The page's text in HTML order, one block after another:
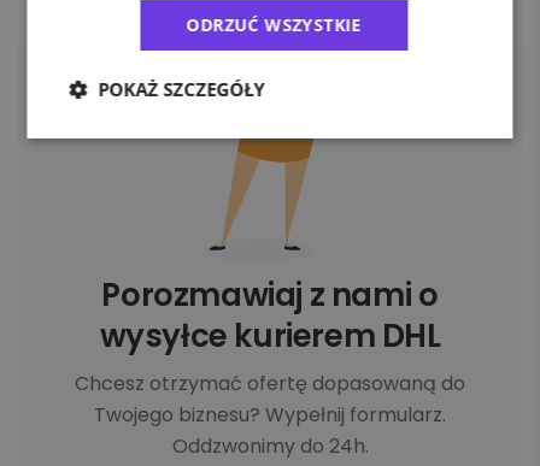
Porozmawiaj z nami o
wysyłce kurierem DHL
Chcesz otrzymać ofertę dopasowaną do
Twojego biznesu? Wypełnij formularz.
Oddzwonimy do 24h.
ODRZUĆ WSZYSTKIE
POKAŻ SZCZEGÓŁY